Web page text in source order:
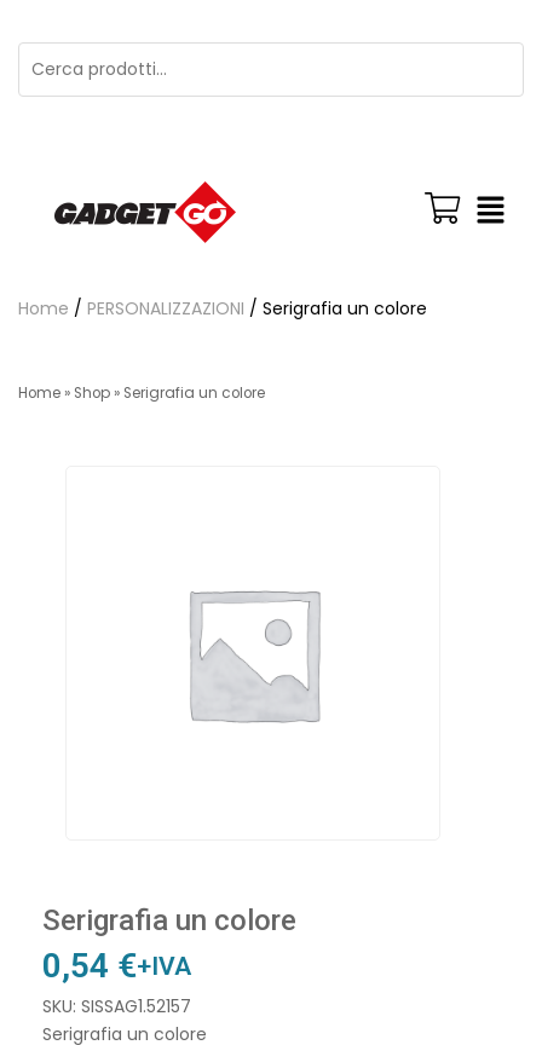
Home / PERSONALIZZAZIONI / Serigrafia un colore
Home » Shop » Serigrafia un colore
Serigrafia un colore
0,54 €+IVA
SKU: SISSAG1.52157
Serigrafia un colore